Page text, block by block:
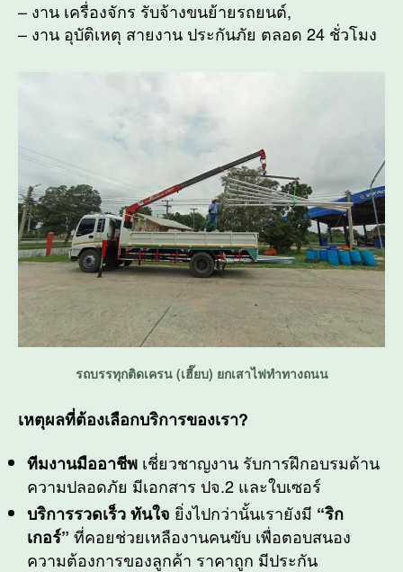
– งาน เครื่องจักร รับจ้างขนย้ายรถยนต์,
– งาน อุบัติเหตุ สายงาน ประกันภัย ตลอด 24 ชั่วโมง
รถบรรทุกติดเครน (เฮี๊ยบ) ยกเสาไฟทำทางถนน
เหตุผลที่ต้องเลือกบริการของเรา?
ทีมงานมืออาชีพ เชี่ยวชาญงาน รับการฝึกอบรมด้าน
ความปลอดภัย มีเอกสาร ปจ.2 และใบเซอร์
บริการรวดเร็ว ทันใจ ยิ่งไปกว่านั้นเรายังมี “ริก
เกอร์” ที่คอยช่วยเหลืองานคนขับ เพื่อตอบสนอง
ความต้องการของลูกค้า ราคาถูก มีประกัน